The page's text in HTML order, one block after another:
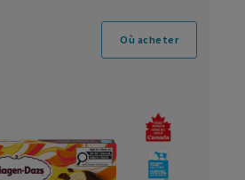
Où acheter